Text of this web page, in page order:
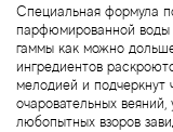
Специальная формула
парфюмированной воды
гаммы как можно
ингредиентов
мелодией и подчеркнут
очаровательных
любопытных взоров
Baldinini
Balenciaga